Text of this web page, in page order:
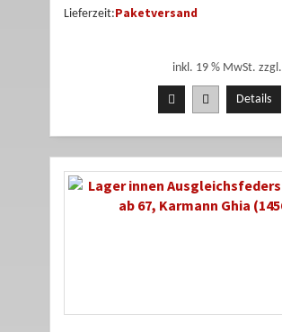
Lieferzeit:Paketversand
inkl. 19 % MwSt. zzgl.
Details